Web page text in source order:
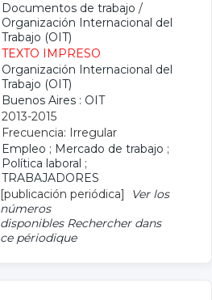
Documentos de trabajo /
Organización Internacional del
Trabajo (OIT)
TEXTO IMPRESO
Organización Internacional del
Trabajo (OIT)
Buenos Aires : OIT
2013-2015
Frecuencia: Irregular
Empleo ; Mercado de trabajo ;
Política laboral ;
TRABAJADORES
[publicación periódica]
Ver los
números
disponibles Rechercher dans
ce périodique